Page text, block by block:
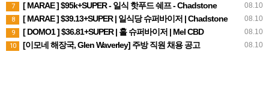
08.10
7 [ MARAE ] $95k+SUPER - 일식 핫푸드 쉐프 - Chadstone
08.10
8 [ MARAE ] $39.13+SUPER | 일식당 슈퍼바이저 | Chadstone
08.10
9 [ DOMO1 ] $36.81+SUPER | 홀 슈퍼바이저 | Mel CBD
08.10
10 [이모네 해장국, Glen Waverley] 주방 직원 채용 공고